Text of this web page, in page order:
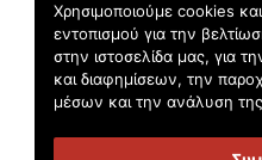
Χρησιμοποιούμε cookies
εντοπισμού για την
στην ιστοσελίδα μας, για
και διαφημίσεων, την
μέσων και την ανάλυση